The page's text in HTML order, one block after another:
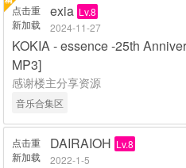
点击重
新加载
exia Lv.8
2024-11-27
KOKIA - essence -25th
MP3]
感谢楼主分享资源
音乐合集区
点击重
新加载
DAIRAIOH Lv.8
2022-1-5